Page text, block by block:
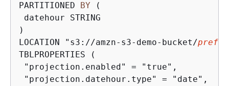
PARTITIONED BY (
datehour STRING
)
LOCATION "s3://amzn-s3-demo-bucket/prefix
TBLPROPERTIES (
"projection.enabled" = "true",
"projection.datehour.type" = "date",